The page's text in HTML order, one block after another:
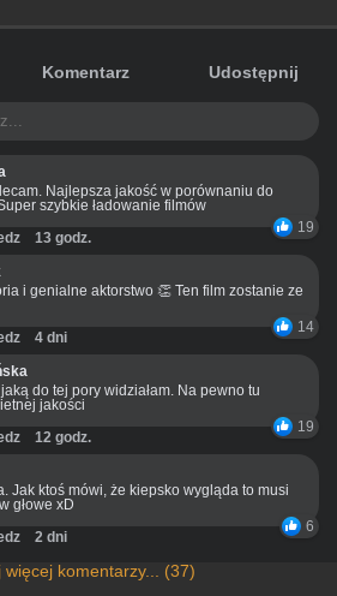
Komentarz Udostępnij
Najlepsza jakość w porównaniu do
szybkie ładowanie filmów
19
13 godz.
i genialne aktorstwo 👏 Ten film zostanie ze
14
4 dni
do tej pory widziałam. Na pewno tu
jakości
19
12 godz.
Jak ktoś mówi, że kiepsko wygląda to musi
głowe xD
6
2 dni
więcej komentarzy... (37)